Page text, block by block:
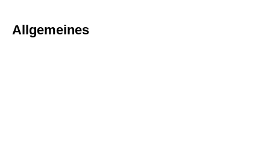
Allgemeines